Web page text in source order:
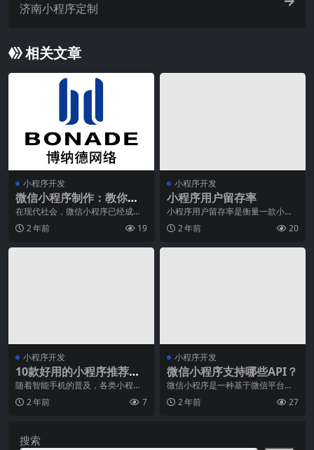
济南小程序定制
相关文章
小程序开发
微信小程序制作：教你珠
宝微信小程序怎么制作的
在现代社会，微信小程序已经成为
了我们日常生活中不可或缺的一部
分。无论是购物、点餐
2 年前 19
小程序开发
小程序用户留存率
小程序用户留存率是衡量一款小程
序用户粘性和活跃度的重要指标之
一。随着手机普及率的
2 年前 20
小程序开发
10款好用的小程序推荐，
让你的生活更便捷
随着智能手机的普及，各类小程序
也越来越受到用户的欢迎。小程序
不仅占用手机内存空间
2 年前 7
小程序开发
微信小程序支持哪些API？
微信小程序是一种基于微信平台开
发的应用程序，它可以在用户不需
要安装和下载的情况下
2 年前 27
搜索